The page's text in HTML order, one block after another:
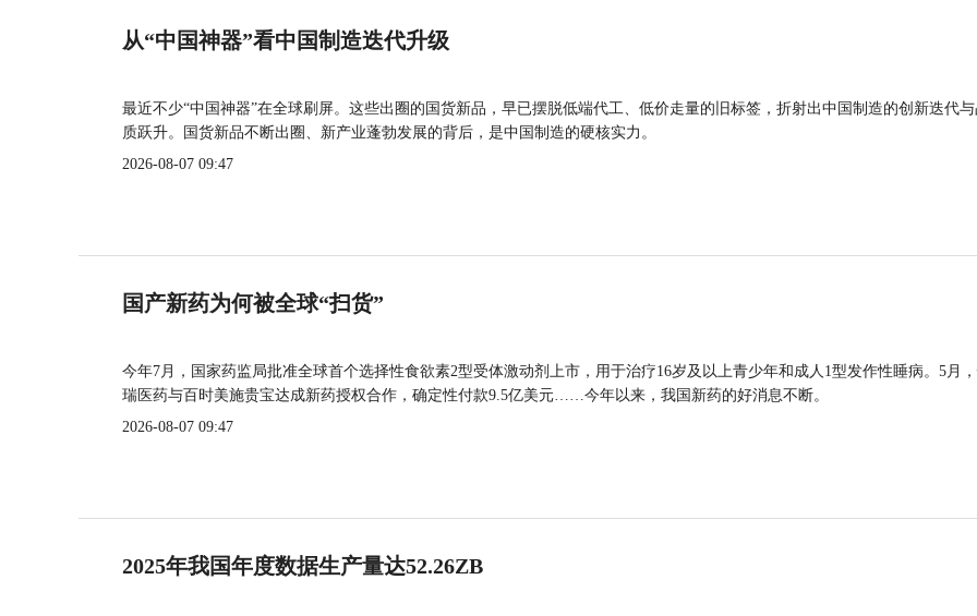
从“中国神器”看中国制造迭代升级
最近不少“中国神器”在全球刷屏。这些出圈的国货新品，早已摆脱低端代工、低价走量的旧标签，折射出中国制造的创新迭代
质跃升。国货新品不断出圈、新产业蓬勃发展的背后，是中国制造的硬核实力。
2026-08-07 09:47
国产新药为何被全球“扫货”
今年7月，国家药监局批准全球首个选择性食欲素2型受体激动剂上市，用于治疗16岁及以上青少年和成人1型发作性睡病。5月
瑞医药与百时美施贵宝达成新药授权合作，确定性付款9.5亿美元……今年以来，我国新药的好消息不断。
2026-08-07 09:47
2025年我国年度数据生产量达52.26ZB